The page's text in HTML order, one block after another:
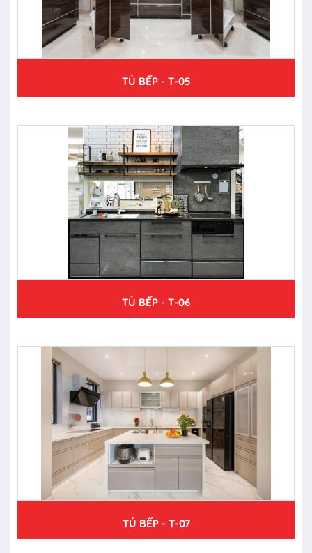
TỦ BẾP - T-05
TỦ BẾP - T-06
TỦ BẾP - T-07